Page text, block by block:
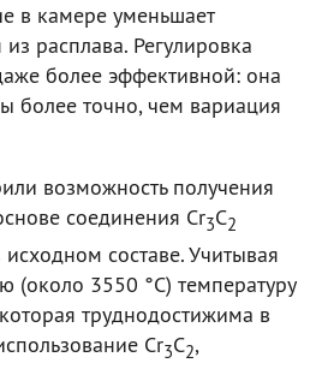
в камере уменьшает
расплава. Регулировка
более эффективной: она
более точно, чем вариация
возможность получения
соединения Cr3C2
составе. Учитывая
(около 3550 °C) температуру
труднодостижима в
Cr3C2,